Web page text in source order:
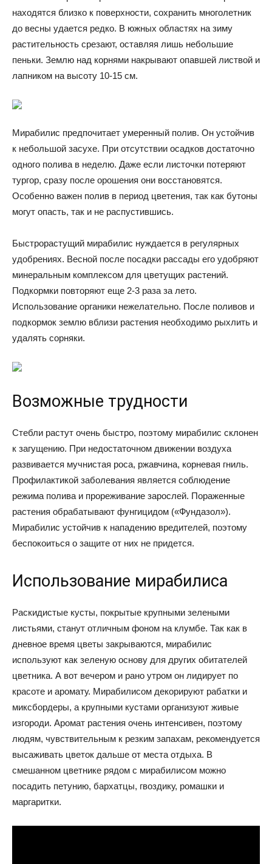
находятся близко к поверхности, сохранить многолетник
до весны удается редко. В южных областях на зиму
растительность срезают, оставляя лишь небольшие
пеньки. Землю над корнями накрывают опавшей листвой и
лапником на высоту 10-15 см.
Мирабилис предпочитает умеренный полив. Он устойчив
к небольшой засухе. При отсутствии осадков достаточно
одного полива в неделю. Даже если листочки потеряют
тургор, сразу после орошения они восстановятся.
Особенно важен полив в период цветения, так как бутоны
могут опасть, так и не распустившись.
Быстрорастущий мирабилис нуждается в регулярных
удобрениях. Весной после посадки рассады его удобряют
минеральным комплексом для цветущих растений.
Подкормки повторяют еще 2-3 раза за лето.
Использование органики нежелательно. После поливов и
подкормок землю вблизи растения необходимо рыхлить и
удалять сорняки.
Возможные трудности
Стебли растут очень быстро, поэтому мирабилис склонен
к загущению. При недостаточном движении воздуха
развивается мучнистая роса, ржавчина, корневая гниль.
Профилактикой заболевания является соблюдение
режима полива и прореживание зарослей. Пораженные
растения обрабатывают фунгицидом («Фундазол»).
Мирабилис устойчив к нападению вредителей, поэтому
беспокоиться о защите от них не придется.
Использование мирабилиса
Раскидистые кусты, покрытые крупными зелеными
листьями, станут отличным фоном на клумбе. Так как в
дневное время цветы закрываются, мирабилис
используют как зеленую основу для других обитателей
цветника. А вот вечером и рано утром он лидирует по
красоте и аромату. Мирабилисом декорируют рабатки и
миксбордеры, а крупными кустами организуют живые
изгороди. Аромат растения очень интенсивен, поэтому
людям, чувствительным к резким запахам, рекомендуется
высаживать цветок дальше от места отдыха. В
смешанном цветнике рядом с мирабилисом можно
посадить петунию, бархатцы, гвоздику, ромашки и
маргаритки.